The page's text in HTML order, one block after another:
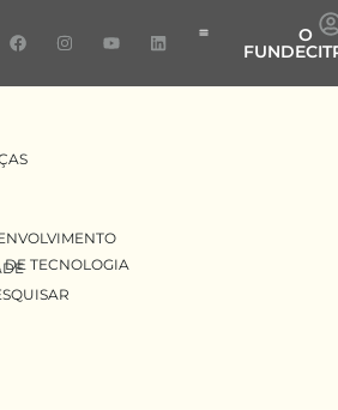
O
TECNOLOGIA